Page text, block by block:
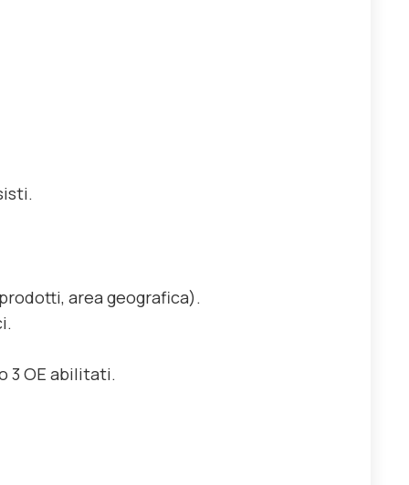
area geografica).
3 OE abilitati.